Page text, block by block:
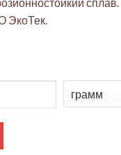
ЭкоТек.